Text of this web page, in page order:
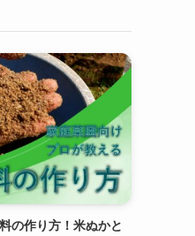
の作り方！米ぬかと